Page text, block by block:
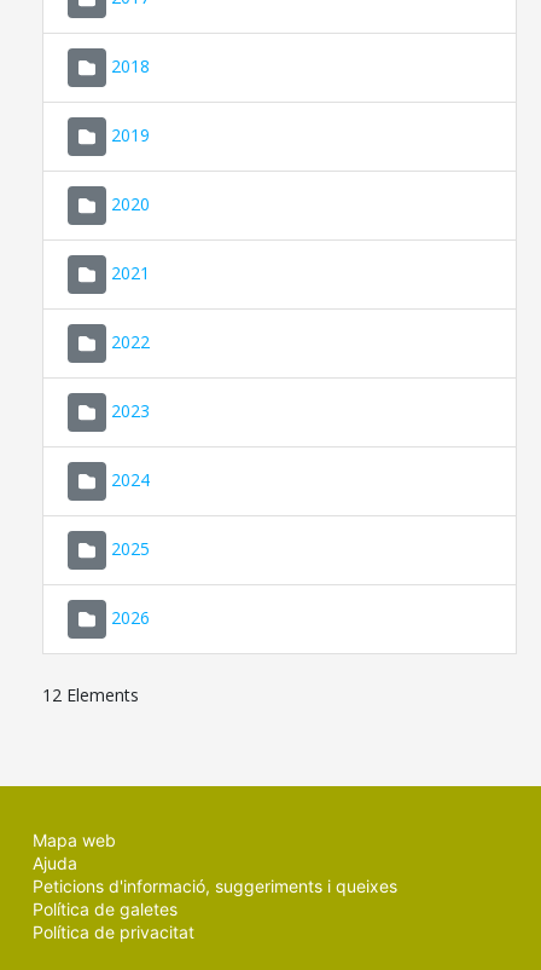
2018
2019
2020
2021
2022
2023
2024
2025
2026
12 Elements
Mapa web
Ajuda
Peticions d'informació, suggeriments i queixes
Política de galetes
Política de privacitat